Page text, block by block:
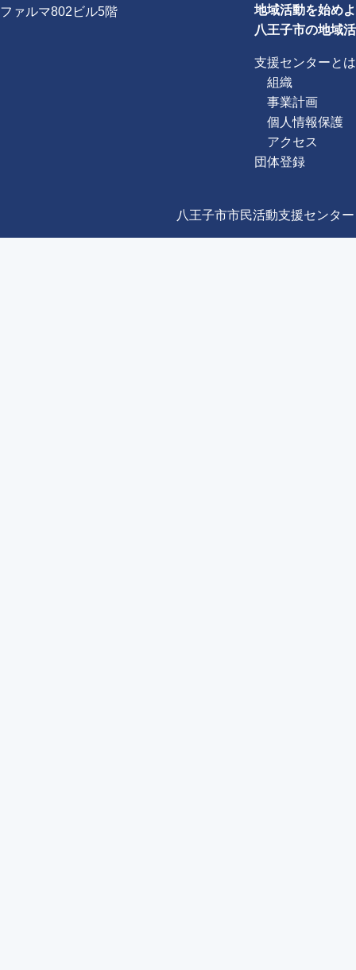
ファルマ802ビル5階
地域活動を始め
八王子市の地域
支援センターとは
組織
事業計画
個人情報保護
アクセス
団体登録
八王子市市民活動支援センタ